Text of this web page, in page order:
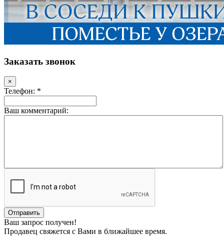
Заказать звонок
×
Телефон: *
Ваш комментарий:
Ваш запрос получен!
Продавец свяжется с Вами в ближайшее время.